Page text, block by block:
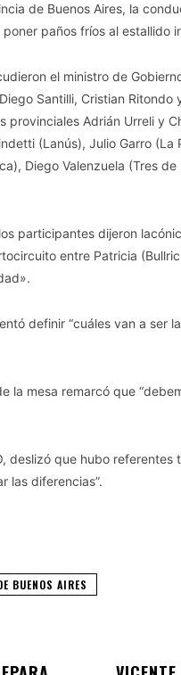
de Buenos Aires, la
paños fríos al estallido
el ministro de
Santilli, Cristian Ritondo
provinciales Adrián Urreli y
(Lanús), Julio Garro
Diego Valenzuela (Tres
participantes dijeron
entre Patricia
definir “cuáles van a ser
la mesa remarcó que
deslizó que hubo
las diferencias”.
BUENOS AIRES